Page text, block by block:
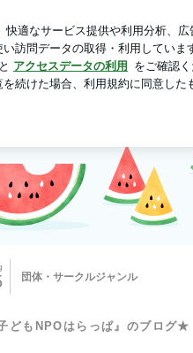
ウンロードして ブログの更新通知
を
団体・サークルジャンル
子どもNPOはらっぱ』のブログ★